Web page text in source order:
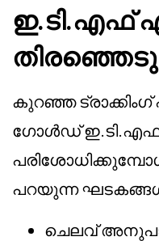
ഇ.ടി.എഫ്
കുറഞ്ഞ
ഗോൾഡ്
പറയുന്ന ഘടകങ്ങൾ
ചെലവ്